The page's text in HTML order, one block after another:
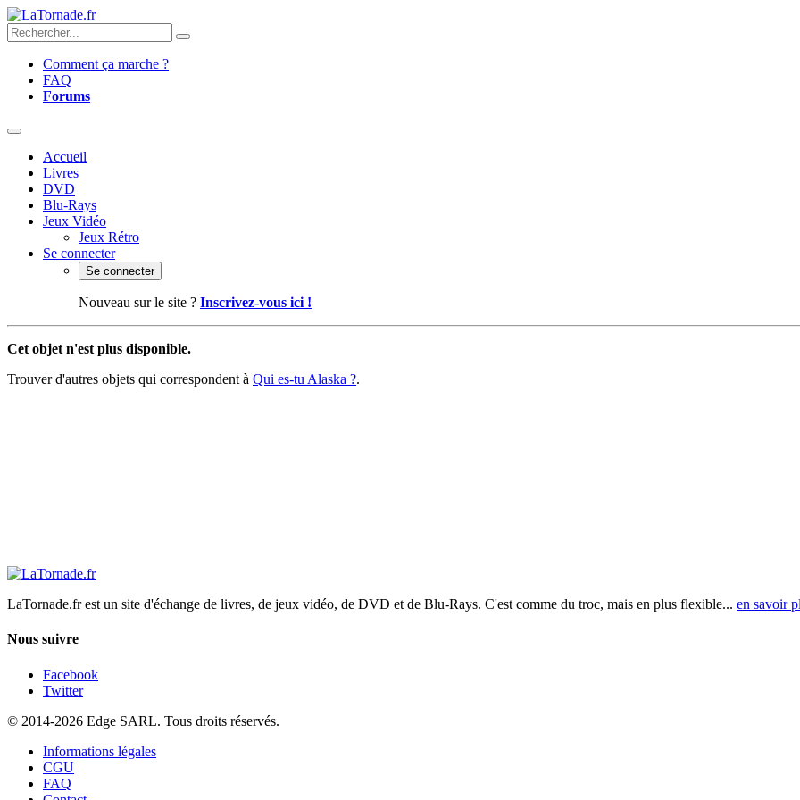
Comment ça marche ?
FAQ
Forums
Accueil
Livres
DVD
Blu-Rays
Jeux Vidéo
Jeux Rétro
Se connecter
Se connecter
Nouveau sur le site ? Inscrivez-vous ici !
Cet objet n'est plus disponible.
Trouver d'autres objets qui correspondent à Qui es-tu Alaska ?.
LaTornade.frest un site d'échange de livres, de jeux vidéo, de DVD et de Blu-Rays. C'est comme du troc, mais en plus flexible... en savoir
Nous suivre
Facebook
Twitter
© 2014-2026 Edge SARL. Tous droits réservés.
Informations légales
CGU
FAQ